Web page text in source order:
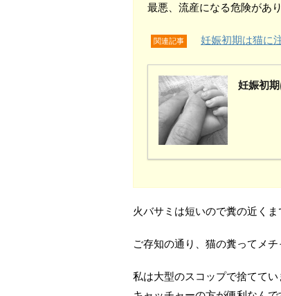
最悪、流産になる危険があり
関連記事 妊娠初期は猫に
妊娠初
火バサミは短いので糞の近く
ご存知の通り、猫の糞ってメチ
私は大型のスコップで捨てて